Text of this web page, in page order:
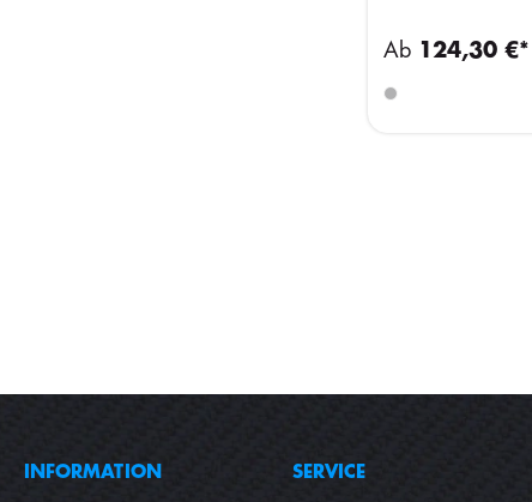
Ab 124,30 €*
INFORMATION SERVICE